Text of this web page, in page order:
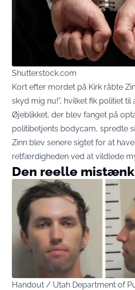
Shutterstock.com
Kort efter mordet på Kirk råbte
skyd mig nu!”, hvilket fik politiet til
Øjeblikket, der blev fanget på
politibetjents bodycam, spredte
Zinn blev senere sigtet for at
retfærdigheden ved at vildlede
Den reelle
Handout / Utah Department of